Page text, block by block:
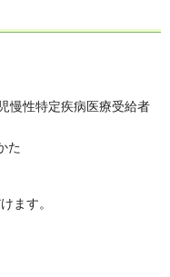
慢性特定疾病医療受給者
た
ます。